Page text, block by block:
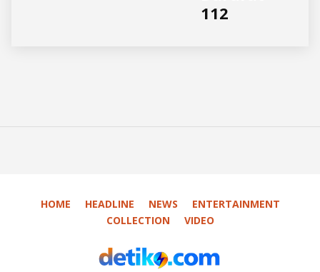
112
HOME HEADLINE NEWS
ENTERTAINMENT
COLLECTION
VIDEO